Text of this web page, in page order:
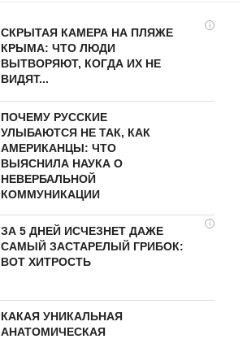
i
СКРЫТАЯ КАМЕРА НА ПЛЯЖЕ
КРЫМА: ЧТО ЛЮДИ
ВЫТВОРЯЮТ, КОГДА ИХ НЕ
ВИДЯТ...
ПОЧЕМУ РУССКИЕ
УЛЫБАЮТСЯ НЕ ТАК, КАК
АМЕРИКАНЦЫ: ЧТО
ВЫЯСНИЛА НАУКА О
НЕВЕРБАЛЬНОЙ
КОММУНИКАЦИИ
i
ЗА 5 ДНЕЙ ИСЧЕЗНЕТ ДАЖЕ
САМЫЙ ЗАСТАРЕЛЫЙ ГРИБОК:
ВОТ ХИТРОСТЬ
КАКАЯ УНИКАЛЬНАЯ
АНАТОМИЧЕСКАЯ